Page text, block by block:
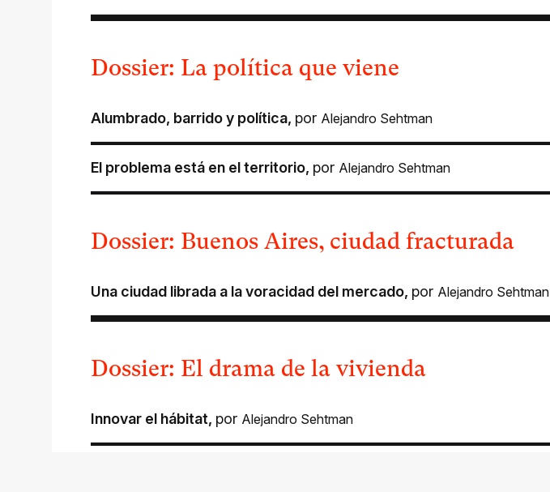
Dossier: La política que viene
Alumbrado, barrido y política, por Alejandro Sehtman
El problema está en el territorio, por Alejandro Sehtman
Dossier: Buenos Aires, ciudad fracturada
Una ciudad librada a la voracidad del mercado, por Alejandro Sehtman
Dossier: El drama de la vivienda
Innovar el hábitat, por Alejandro Sehtman